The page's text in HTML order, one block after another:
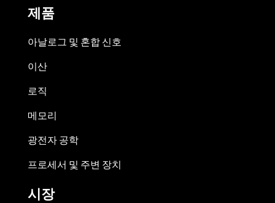
제품
아날로그 및 혼합 신호
이산
로직
메모리
광전자 공학
프로세서 및 주변 장치
시장